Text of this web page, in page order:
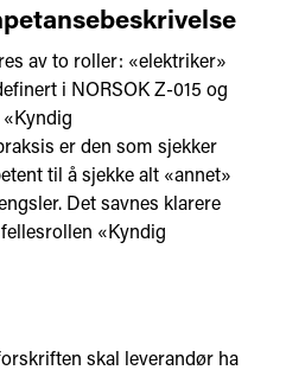
av to roller: «elektriker»
i NORSOK Z-015 og
er den som sjekker
til å sjekke alt «annet»
Det savnes klarere
«Kyndig
skal leverandør ha